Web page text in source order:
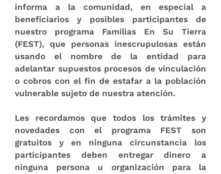
informa a la comunidad, en especial a
beneficiarios y posibles participantes de
nuestro programa Familias En Su Tierra
(FEST), que personas inescrupulosas están
usando el nombre de la entidad para
adelantar supuestos procesos de vinculación
o cobros con el fin de estafar a la población
vulnerable sujeto de nuestra atención.
Les recordamos que todos los trámites y
novedades con el programa FEST son
gratuitos y en ninguna circunstancia los
participantes deben entregar dinero a
ninguna persona u organización para la